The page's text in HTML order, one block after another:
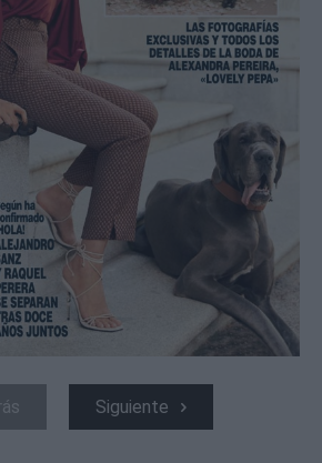
Siguiente